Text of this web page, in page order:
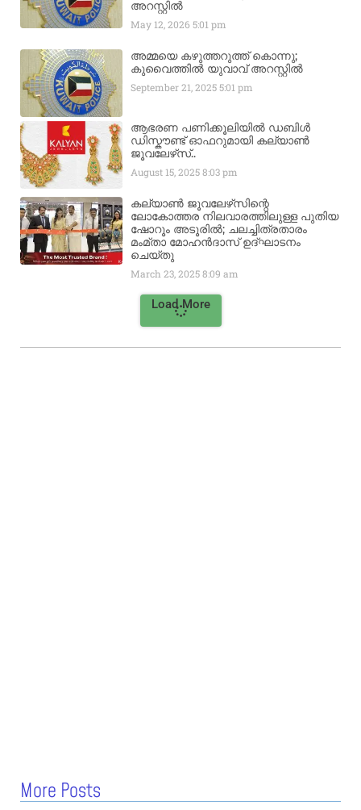
അറസ്റ്റിൽ
May 12, 20265:01 pm
അമ്മയെ കഴുത്തറുത്ത് കൊന്നു;
കുവൈത്തിൽ യുവാവ് അറസ്റ്റിൽ
September 21, 20255:01 pm
ആഭരണ പണിക്കൂലിയിൽ ഡബിൾ
ഡിസ്കൗണ്ട് ഓഫറുമായി കല്യാൺ
ജൂവലേഴ്‌സ്..
August 15, 20258:03 pm
കല്യാൺ ജൂവലേഴ്‌സിന്റെ
ലോകോത്തര നിലവാരത്തിലുള്ള പുതിയ
ഷോറൂം അടൂരിൽ; ചലച്ചിത്രതാരം
മംമ്താ മോഹൻദാസ് ഉദ്ഘാടനം
ചെയ്‌തു
March 23, 20258:09 am
Load More
More Posts